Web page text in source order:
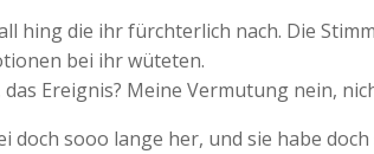
hing die ihr fürchterlich nach. Die
bei ihr wüteten.
das Ereignis? Meine Vermutung nein,
doch sooo lange her, und sie habe